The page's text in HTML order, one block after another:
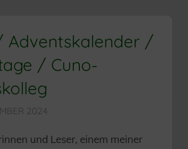
Adventskalender /
/ Cuno-
2024
und Leser, einem meiner